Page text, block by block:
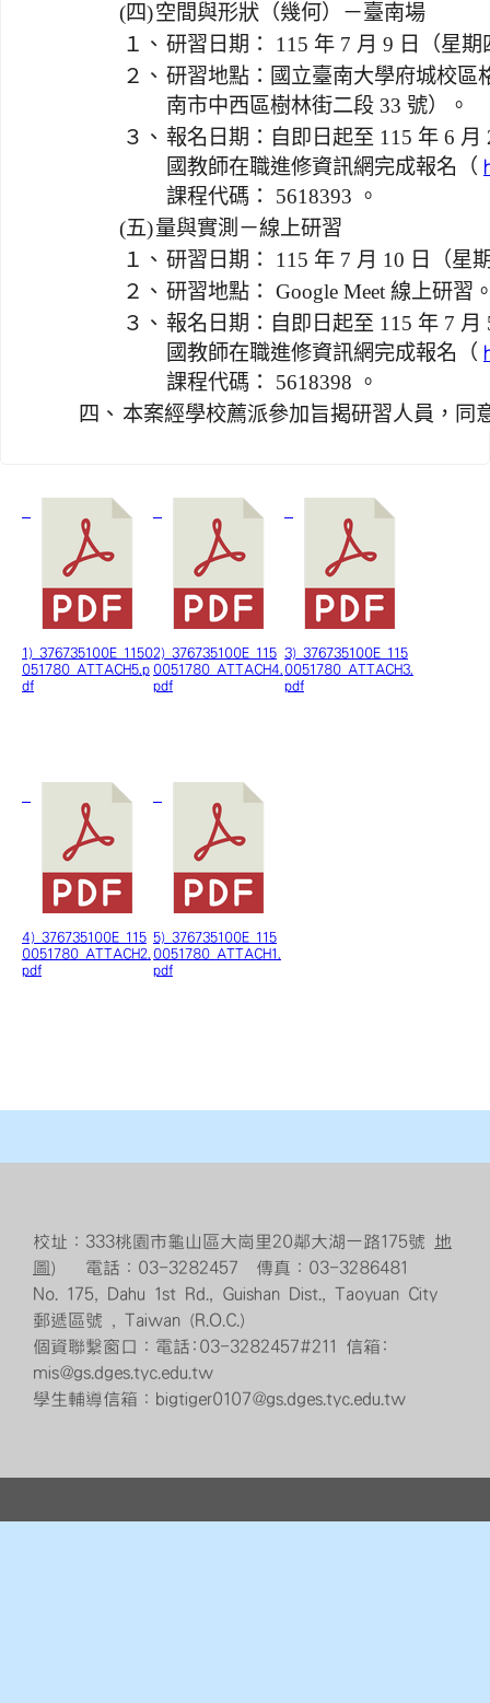
(四)空間與形狀（幾何）－臺南場
１、 研習日期： 115 年 7 月 9 日（星期
２、 研習地點：國立臺南大學府城校區
南市中西區樹林街二段 33 號）。
３、 報名日期：自即日起至 115 年 6
國教師在職進修資訊網完成報名（
課程代碼： 5618393 。
(五)量與實測－線上研習
１、 研習日期： 115 年 7 月 10 日（星
２、 研習地點： Google Meet 線上研習
３、 報名日期：自即日起至 115 年 7
國教師在職進修資訊網完成報名（
課程代碼： 5618398 。
四、 本案經學校薦派參加旨揭研習人員，同
1) 376735100E_1150
051780_ATTACH5.p
df
2) 376735100E_115
0051780_ATTACH4.
pdf
3) 376735100E_115
0051780_ATTACH3.
pdf
4) 376735100E_115
0051780_ATTACH2.
pdf
5) 376735100E_115
0051780_ATTACH1.
pdf
校址：333桃園市龜山區大崗里20鄰大湖一路175號 地
圖） 電話：03-3282457 傳真：03-3286481
No. 175, Dahu 1st Rd., Guishan Dist., Taoyuan City
郵遞區號 , Taiwan (R.O.C.)
個資聯繫窗口：電話:03-3282457#211 信箱:
mis@gs.dges.tyc.edu.tw
學生輔導信箱：bigtiger0107@gs.dges.tyc.edu.tw